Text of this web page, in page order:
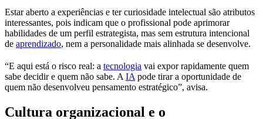
Estar aberto a experiências e ter curiosidade intelectual são atributos
interessantes, pois indicam que o profissional pode aprimorar
habilidades de um perfil estrategista, mas sem estrutura intencional
de aprendizado, nem a personalidade mais alinhada se desenvolve.
“E aqui está o risco real: a tecnologia vai expor rapidamente quem
sabe decidir e quem não sabe. A IA pode tirar a oportunidade de
quem não desenvolveu pensamento estratégico”, avisa.
Cultura organizacional e o